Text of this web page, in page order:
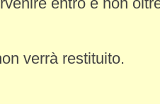
verrà restituito.